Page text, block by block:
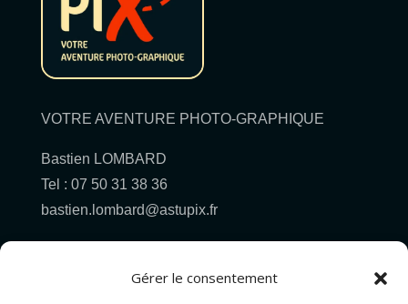
Gérer le consentement
VOTRE AVENTURE PHOTO-GRAPHIQUE
Bastien LOMBARD
Tel : 07 50 31 38 36
bastien.lombard@astupix.fr